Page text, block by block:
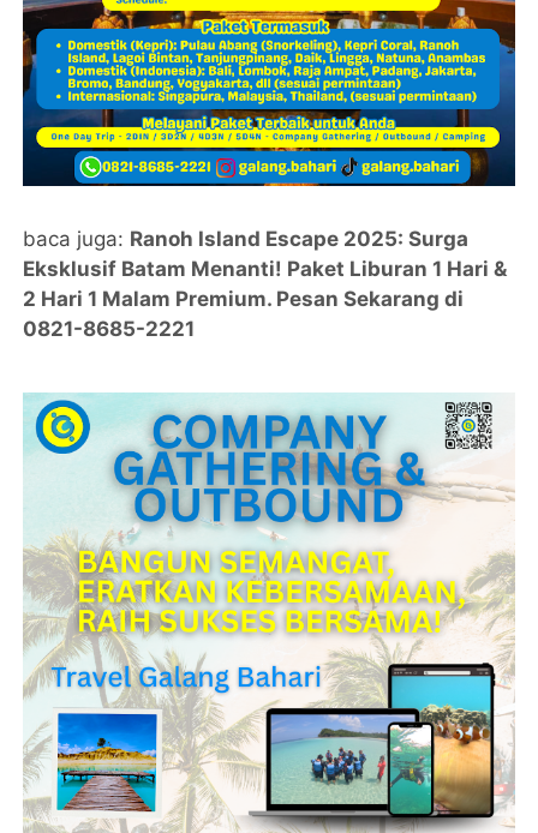
baca juga: Ranoh Island Escape 2025: Surga
Eksklusif Batam Menanti! Paket Liburan 1 Hari &
2 Hari 1 Malam Premium. Pesan Sekarang di
0821-8685-2221